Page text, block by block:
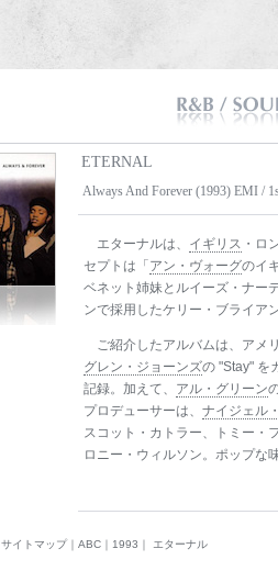
ETERNAL
Always And Forever (1993) EMI /
エターナルは、 イギリス ・ロ
セプトは「アン・ヴォーグのイ
ベネット姉妹とルイーズ・ナー
ンで採用したケリー・ブライア
ご紹介したアルバムは、アメ
グレン・ジョーンズの "Stay" を
記録。加えて、 アル・グリーン
プロデューサーは、 ナイジェル
スコット・カトラー、トミー・
ロニー・ウィルソン。ポップな
サイトマップ ABC 1993 ｜ エターナル